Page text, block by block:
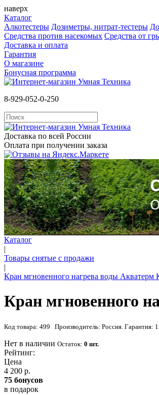
наверх
Каталог
Алкотестеры Дозиметры, нитрат-тестеры
Средства против насекомых Cредства от
Доставка и оплата
Гарантия
О магазине
Бонусная программа
8-929-052-0-250
Доставка по всей России
Оплата при получении заказа
Каталог
|
Товары снятые с продажи
|
Кран мгновенного нагрева воды
Кран мгновенного
Код товара: 499 Производитель: Россия. Гарантия:
Нет в наличии Остаток: 0 шт.
Рейтинг:
Цена
4 200 р.
75 бонусов
в подарок